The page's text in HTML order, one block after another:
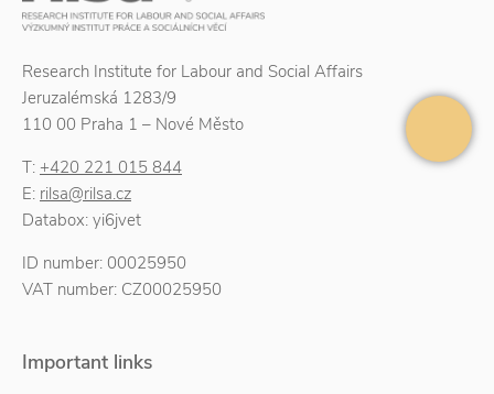
Research Institute for Labour and Social Affairs
Jeruzalémská 1283/9
110 00 Praha 1 – Nové Město
T: +420 221 015 844
E: rilsa@rilsa.cz
Databox: yi6jvet
ID number: 00025950
VAT number: CZ00025950
Important links